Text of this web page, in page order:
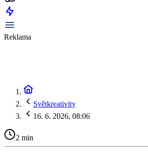
Reklama
Světkreativity
16. 6. 2026, 08:06
2 min